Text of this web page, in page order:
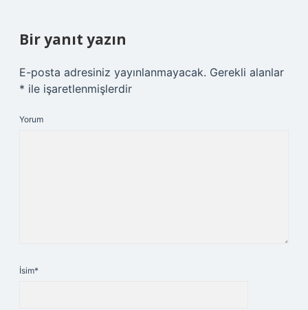
Bir yanıt yazın
E-posta adresiniz yayınlanmayacak. Gerekli alanlar
* ile işaretlenmişlerdir
Yorum
İsim*